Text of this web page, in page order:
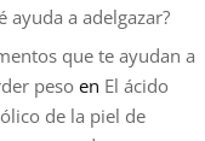
ayuda a adelgazar?
que te ayudan a
peso en El ácido
de la piel de